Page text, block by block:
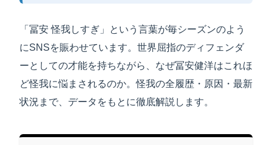
「冨安 怪我しすぎ」という言葉が毎シーズンのよう
にSNSを賑わせています。世界屈指のディフェンダ
ーとしての才能を持ちながら、なぜ冨安健洋はこれほ
ど怪我に悩まされるのか。怪我の全履歴・原因・最新
状況まで、データをもとに徹底解説します。